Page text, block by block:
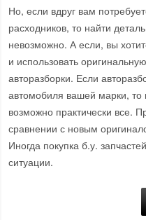
Но, если вдруг вам
расходников, то найти
невозможно. А если, вы
и использовать
авторазборки. Если
автомобиля вашей марки,
возможно практически все.
сравнении с новым
Иногда покупка б.у.
ситуации.